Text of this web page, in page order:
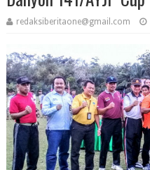
redaksiberitaone@gmail.com